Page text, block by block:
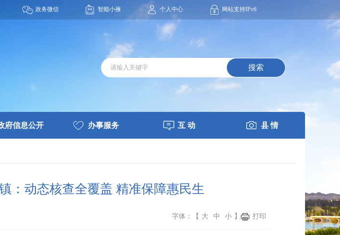
政务微信 智能小掖 个人中心 网站支持IPv6
搜索
府信息公开 办事服务 互 动 县 情
：动态核查全覆盖 精准保障惠民生
字体：【 大 中 小 】 打印